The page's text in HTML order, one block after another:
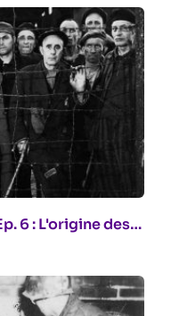
6 : L'origine des…